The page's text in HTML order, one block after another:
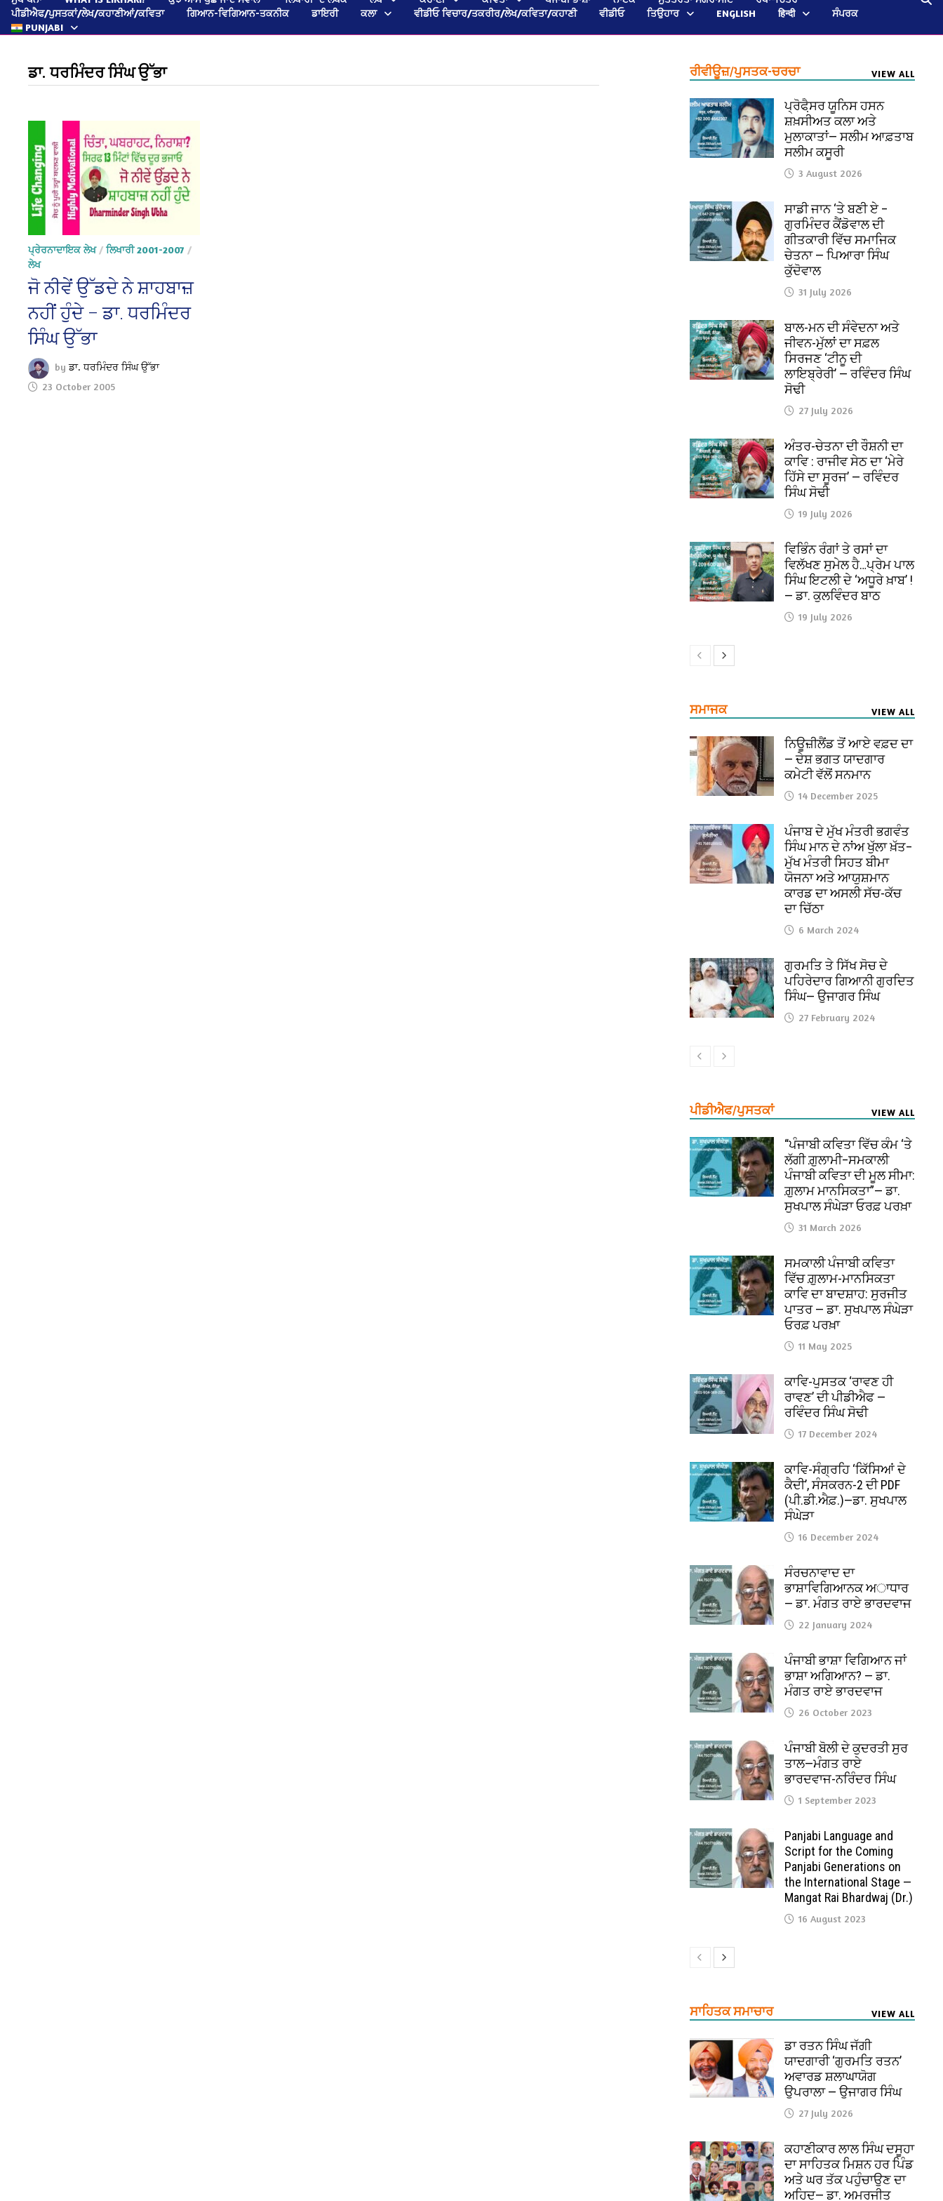
ਪੀਡੀਐਫ/ਪੁਸਤਕਾਂ/ਲੇਖ/ਕਹਾਣੀਆਂ/ਕਵਿਤਾ
ਗਿਆਨ-ਵਿਗਿਆਨ-ਤਕਨੀਕ ਡਾਇਰੀ ਕਲਾ ਵੀਡੀਓ ਵਿਚਾਰ/ਤਕਰੀਰ/ਲੇਖ/ਕਵਿਤਾ/ਕਹਾਣੀ ਵੀਡੀਓ ਤਿਉਹਾਰ ENGLISH हिन्दी
ਸੰਪਰਕ
PUNJABI
ਡਾ. ਧਰਮਿੰਦਰ ਸਿੰਘ ਉੱਭਾ
ਪ੍ਰੇਰਨਾਦਾਇਕ ਲੇਖ/ਲਿਖਾਰੀ 2001-2007 /
ਲੇਖ
ਜੋ ਨੀਵੇਂ ਉੱਡਦੇ ਨੇ ਸ਼ਾਹਬਾਜ਼
ਨਹੀਂ ਹੁੰਦੇ – ਡਾ. ਧਰਮਿੰਦਰ
ਸਿੰਘ ਉੱਭਾ
byਡਾ. ਧਰਮਿੰਦਰ ਸਿੰਘ ਉੱਭਾ
23 October 2005
ਰੀਵੀਊਜ਼/ਪੁਸਤਕ-ਚਰਚਾ VIEW ALL
ਪ੍ਰੋਫੈ਼ਸਰ ਯੂਨਿਸ ਹਸਨ
ਸ਼ਖ਼ਸੀਅਤ ਕਲਾ ਅਤੇ
ਮੁਲਾਕਾਤਾਂ— ਸਲੀਮ ਆਫ਼ਤਾਬ
ਸਲੀਮ ਕਸੂਰੀ
3 August 2026
ਸਾਡੀ ਜਾਨ ‘ਤੇ ਬਣੀ ਏ –
ਗੁਰਮਿੰਦਰ ਕੈਂਡੋਵਾਲ ਦੀ
ਗੀਤਕਾਰੀ ਵਿੱਚ ਸਮਾਜਿਕ
ਚੇਤਨਾ — ਪਿਆਰਾ ਸਿੰਘ
ਕੁੱਦੋਵਾਲ
31 July 2026
ਬਾਲ-ਮਨ ਦੀ ਸੰਵੇਦਨਾ ਅਤੇ
ਜੀਵਨ-ਮੁੱਲਾਂ ਦਾ ਸਫ਼ਲ
ਸਿਰਜਣ ‘ਟੀਨੂ ਦੀ
ਲਾਇਬ੍ਰੇਰੀ’ — ਰਵਿੰਦਰ ਸਿੰਘ
ਸੋਢੀ
27 July 2026
ਅੰਤਰ-ਚੇਤਨਾ ਦੀ ਰੌਸ਼ਨੀ ਦਾ
ਕਾਵਿ : ਰਾਜੀਵ ਸੇਠ ਦਾ ‘ਮੇਰੇ
ਹਿੱਸੇ ਦਾ ਸੂਰਜ’ — ਰਵਿੰਦਰ
ਸਿੰਘ ਸੋਢੀ
19 July 2026
ਵਿਭਿੰਨ ਰੰਗਾਂ ਤੇ ਰਸਾਂ ਦਾ
ਵਿਲੱਖਣ ਸੁਮੇਲ ਹੈ…ਪ੍ਰੇਮ ਪਾਲ
ਸਿੰਘ ਇਟਲੀ ਦੇ ‘ਅਧੂਰੇ ਖ਼ਾਬ’ !
— ਡਾ. ਕੁਲਵਿੰਦਰ ਬਾਠ
19 July 2026
ਸਮਾਜਕ VIEW ALL
ਨਿਊਜ਼ੀਲੈਂਡ ਤੋਂ ਆਏ ਵਫ਼ਦ ਦਾ
— ਦੇਸ਼ ਭਗਤ ਯਾਦਗਾਰ
ਕਮੇਟੀ ਵੱਲੋਂ ਸਨਮਾਨ
14 December 2025
ਪੰਜਾਬ ਦੇ ਮੁੱਖ ਮੰਤਰੀ ਭਗਵੰਤ
ਸਿੰਘ ਮਾਨ ਦੇ ਨਾਂਅ ਖੁੱਲਾ ਖ਼ੱਤ–
ਮੁੱਖ ਮੰਤਰੀ ਸਿਹਤ ਬੀਮਾ
ਯੋਜਨਾ ਅਤੇ ਆਯੁਸ਼ਮਾਨ
ਕਾਰਡ ਦਾ ਅਸਲੀ ਸੱਚ-ਕੱਚ
ਦਾ ਚਿੱਠਾ
6 March 2024
ਗੁਰਮਤਿ ਤੇ ਸਿੱਖ ਸੋਚ ਦੇ
ਪਹਿਰੇਦਾਰ ਗਿਆਨੀ ਗੁਰਦਿਤ
ਸਿੰਘ— ਉਜਾਗਰ ਸਿੰਘ
27 February 2024
ਪੀਡੀਐਫ/ਪੁਸਤਕਾਂ VIEW ALL
“ਪੰਜਾਬੀ ਕਵਿਤਾ ਵਿੱਚ ਕੰਮ ‘ਤੇ
ਲੱਗੀ ਗ਼ੁਲਾਮੀ–ਸਮਕਾਲੀ
ਪੰਜਾਬੀ ਕਵਿਤਾ ਦੀ ਮੂਲ ਸੀਮਾ:
ਗ਼ੁਲਾਮ ਮਾਨਸਿਕਤਾ”— ਡਾ.
ਸੁਖਪਾਲ ਸੰਘੇੜਾ ਓਰਫ਼ ਪਰਖ਼ਾ
31 March 2026
ਸਮਕਾਲੀ ਪੰਜਾਬੀ ਕਵਿਤਾ
ਵਿੱਚ ਗ਼ੁਲਾਮ-ਮਾਨਸਿਕਤਾ
ਕਾਵਿ ਦਾ ਬਾਦਸ਼ਾਹ: ਸੁਰਜੀਤ
ਪਾਤਰ — ਡਾ. ਸੁਖਪਾਲ ਸੰਘੇੜਾ
ਓਰਫ਼ ਪਰਖ਼ਾ
11 May 2025
ਕਾਵਿ-ਪੁਸਤਕ ‘ਰਾਵਣ ਹੀ
ਰਾਵਣ’ ਦੀ ਪੀਡੀਐਫ —
ਰਵਿੰਦਰ ਸਿੰਘ ਸੋਢੀ
17 December 2024
ਕਾਵਿ-ਸੰਗ੍ਰਹਿ ‘ਕਿੱਸਿਆਂ ਦੇ
ਕੈਦੀ’, ਸੰਸਕਰਨ-2 ਦੀ PDF
(ਪੀ.ਡੀ.ਐਫ਼.)—ਡਾ. ਸੁਖਪਾਲ
ਸੰਘੇੜਾ
16 December 2024
ਸੰਰਚਨਾਵਾਦ ਦਾ
ਭਾਸ਼ਾਵਿਗਿਆਨਕ ਅਾਧਾਰ
— ਡਾ. ਮੰਗਤ ਰਾਏ ਭਾਰਦਵਾਜ
22 January 2024
ਪੰਜਾਬੀ ਭਾਸ਼ਾ ਵਿਗਿਆਨ ਜਾਂ
ਭਾਸ਼ਾ ਅਗਿਆਨ? — ਡਾ.
ਮੰਗਤ ਰਾਏ ਭਾਰਦਵਾਜ
26 October 2023
ਪੰਜਾਬੀ ਬੋਲੀ ਦੇ ਕੁਦਰਤੀ ਸੁਰ
ਤਾਲ—ਮੰਗਤ ਰਾਏ
ਭਾਰਦਵਾਜ-ਨਰਿੰਦਰ ਸਿੰਘ
1 September 2023
Panjabi Language and
Script for the Coming
Panjabi Generations on
the International Stage —
Mangat Rai Bhardwaj (Dr.)
16 August 2023
ਸਾਹਿਤਕ ਸਮਾਚਾਰ VIEW ALL
ਡਾ ਰਤਨ ਸਿੰਘ ਜੱਗੀ
ਯਾਦਗਾਰੀ ‘ਗੁਰਮਤਿ ਰਤਨ’
ਅਵਾਰਡ ਸ਼ਲਾਘਾਯੋਗ
ਉਪਰਾਲਾ — ਉਜਾਗਰ ਸਿੰਘ
27 July 2026
ਕਹਾਣੀਕਾਰ ਲਾਲ ਸਿੰਘ ਦਸੂਹਾ
ਦਾ ਸਾਹਿਤਕ ਮਿਸ਼ਨ ਹਰ ਪਿੰਡ
ਅਤੇ ਘਰ ਤੱਕ ਪਹੁੰਚਾਉਣ ਦਾ
ਅਹਿਦ— ਡਾ. ਅਮਰਜੀਤ